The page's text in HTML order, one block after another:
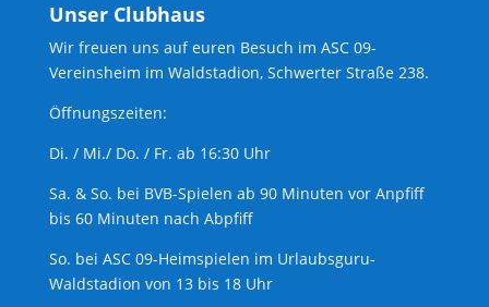
Unser Clubhaus
Wir freuen uns auf euren Besuch im ASC 09-
Vereinsheim im Waldstadion, Schwerter Straße 238.
Öffnungszeiten:
Di. / Mi./ Do. / Fr. ab 16:30 Uhr
Sa. & So. bei BVB-Spielen ab 90 Minuten vor Anpfiff
bis 60 Minuten nach Abpfiff
So. bei ASC 09-Heimspielen im Urlaubsguru-
Waldstadion von 13 bis 18 Uhr